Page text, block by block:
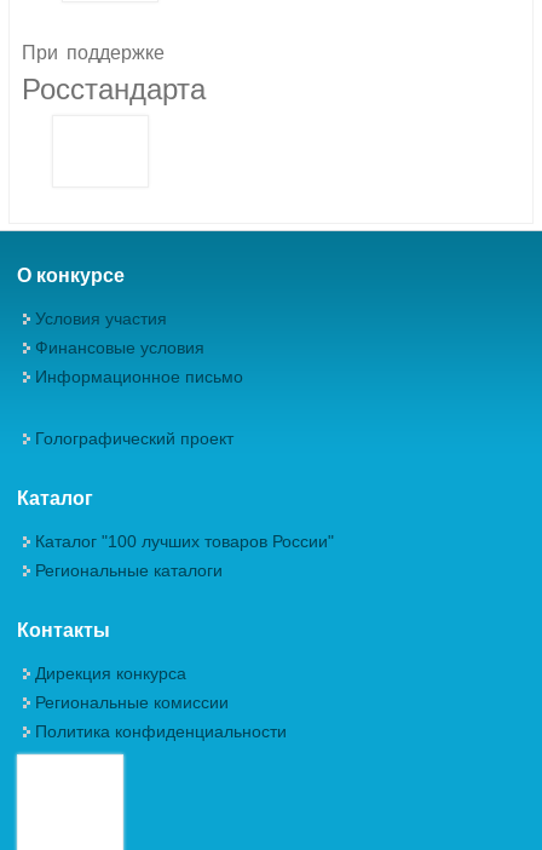
При поддержке
Росстандарта
О конкурсе
Условия участия
Финансовые условия
Информационное письмо
Голографический проект
Каталог
Каталог "100 лучших товаров России"
Региональные каталоги
Контакты
Дирекция конкурса
Региональные комиссии
Политика конфиденциальности